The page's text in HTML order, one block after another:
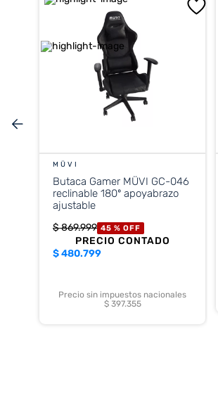
MÜVI
Butaca Gamer MÜVI GC-046
reclinable 180º apoyabrazo
ajustable
$869.999 45 % OFF
PRECIO CONTADO
$480.799
Precio sin impuestos nacionales
$ 397.355